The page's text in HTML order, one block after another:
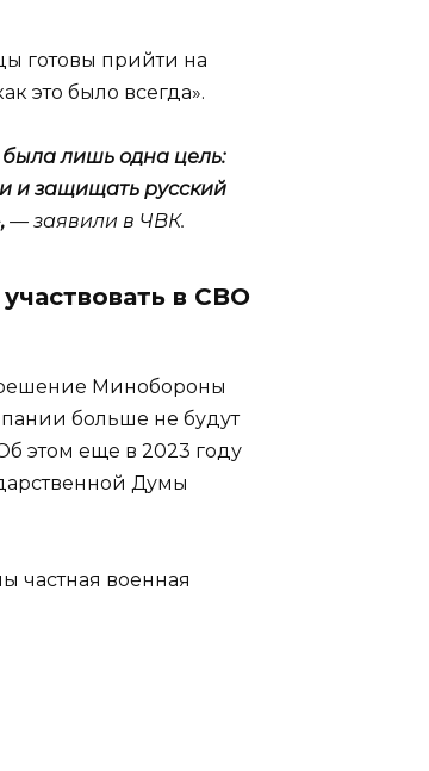
готовы прийти на
это было всегда».
была лишь одна цель:
и защищать русский
— заявили в ЧВК.
в СВО
Минобороны
больше не будут
этом еще в 2023 году
Думы
частная военная